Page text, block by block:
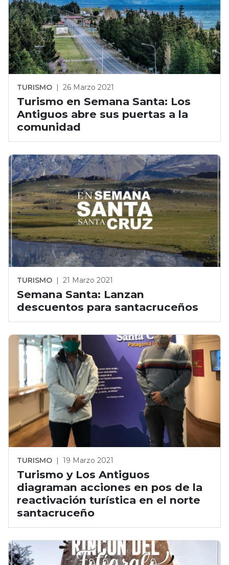
TURISMO | 26 Marzo 2021
Turismo en Semana Santa: Los
Antiguos abre sus puertas a la
comunidad
TURISMO | 21 Marzo 2021
Semana Santa: Lanzan
descuentos para santacruceños
TURISMO | 19 Marzo 2021
Turismo y Los Antiguos
diagraman acciones en pos de la
reactivación turística en el norte
santacruceño